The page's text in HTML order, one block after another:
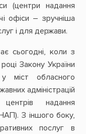
(центри надання
офіси – зручніша
і для держави.
сьогодні, коли з
Закону України
у міст обласного
адміністрацій
надання
З іншого боку,
послуг в